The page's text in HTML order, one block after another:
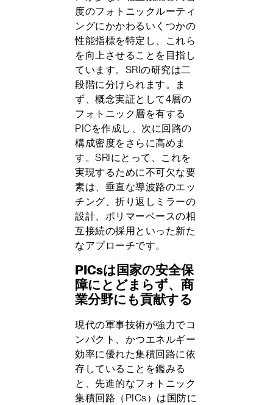
度のフォトニックルーティ
ングにかかわるいくつかの
性能指標を特定し、これら
を向上させることを目指し
ています。SRIの研究は二
段階に分けられます。ま
ず、概念実証として4層の
フォトニック層を有する
PICを作成し、次に回路の
構成密度をさらに高めま
す。SRIにとって、これを
実現するために不可欠な要
素は、垂直な導波路のエッ
チング、折り返しミラーの
設計、ポリマーベースの相
互接続の採用といった新た
なアプローチです。
PICsは国家の安全保
障にとどまらず、商
業分野にも貢献する
現代の軍事技術が強力でコ
ンパクト、かつエネルギー
効率に優れた集積回路に依
存していることを鑑みる
と、先進的なフォトニック
集積回路（PICs）は国防に